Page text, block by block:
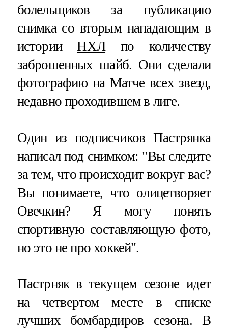
болельщиков за публикацию
снимка со вторым нападающим в
историиНХЛпо количеству
заброшенных шайб. Они сделали
фотографию на Матче всех звезд,
недавно проходившем в лиге.
Один из подписчиков Пастрянка
написал под снимком: "Вы следите
за тем, что происходит вокруг вас?
Вы понимаете, что олицетворяет
Овечкин? Я могу понять
спортивную составляющую фото,
но это не про хоккей".
Пастрняк в текущем сезоне идет
на четвертом месте в списке
лучших бомбардиров сезона. В